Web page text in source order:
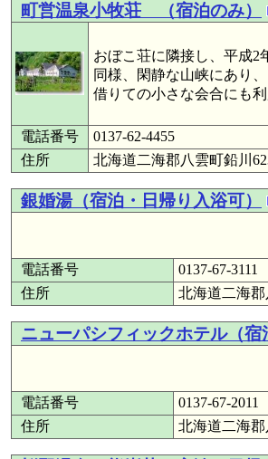
町営温泉小牧荘 （宿泊のみ）
おぼこ荘に隣接し、平成2
同様、閑静な山峡にあり
借りての小さな会合にも利
電話番号
0137-62-4455
住所
北海道二海郡八雲町鉛川
銀婚湯（宿泊・日帰り入浴可）
電話番号
0137-67-3111
住所
北海道二海
ニューパシフィックホテル（
電話番号
0137-67-2011
住所
北海道二海